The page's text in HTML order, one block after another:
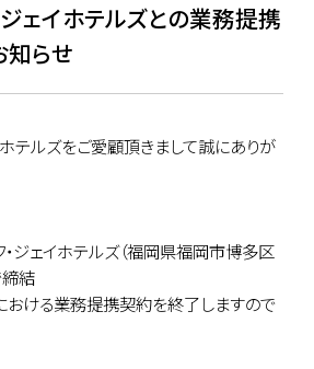
ェイホテルズとの業務提携
らせ
テルズをご愛顧頂きまして誠にありが
ジェイホテルズ（福岡県福岡市博多区
締結
おける業務提携契約を終了しますので